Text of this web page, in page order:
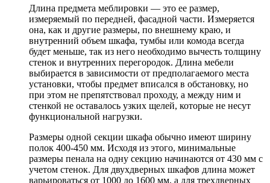
Длина предмета меблировки — это ее размер,
измеряемый по передней, фасадной части. Измеряется
она, как и другие размеры, по внешнему краю, и
внутренний объем шкафа, тумбы или комода всегда
будет меньше, так из него необходимо вычесть толщину
стенок и внутренних перегородок. Длина мебели
выбирается в зависимости от предполагаемого места
установки, чтобы предмет вписался в обстановку, но
при этом не препятствовал проходу, а между ним и
стенкой не оставалось узких щелей, которые не несут
функциональной нагрузки.
Размеры одной секции шкафа обычно имеют ширину
полок 400-450 мм. Исходя из этого, минимальные
размеры пенала на одну секцию начинаются от 430 мм с
учетом стенок. Для двухдверных шкафов длина может
варьироваться от 1000 до 1600 мм, а для трехдверных